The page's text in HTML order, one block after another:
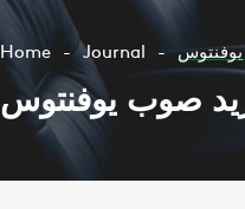
Home Journal
صوب يوفنتوس